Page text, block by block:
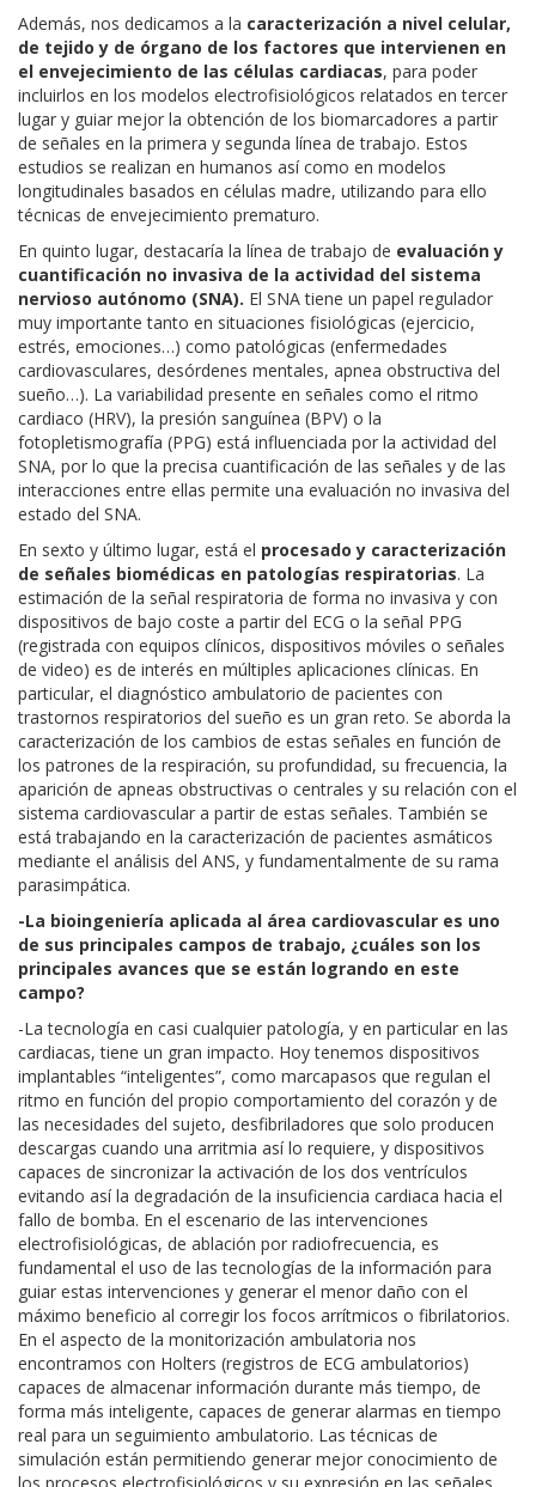
Además, nos dedicamos a la caracterización a nivel celular,
de tejido y de órgano de los factores que intervienen en
el envejecimiento de las células cardiacas, para poder
incluirlos en los modelos electrofisiológicos relatados en tercer
lugar y guiar mejor la obtención de los biomarcadores a partir
de señales en la primera y segunda línea de trabajo. Estos
estudios se realizan en humanos así como en modelos
longitudinales basados en células madre, utilizando para ello
técnicas de envejecimiento prematuro.
En quinto lugar, destacaría la línea de trabajo de evaluación y
cuantificación no invasiva de la actividad del sistema
nervioso autónomo (SNA). El SNA tiene un papel regulador
muy importante tanto en situaciones fisiológicas (ejercicio,
estrés, emociones…) como patológicas (enfermedades
cardiovasculares, desórdenes mentales, apnea obstructiva del
sueño…). La variabilidad presente en señales como el ritmo
cardiaco (HRV), la presión sanguínea (BPV) o la
fotopletismografía (PPG) está influenciada por la actividad del
SNA, por lo que la precisa cuantificación de las señales y de las
interacciones entre ellas permite una evaluación no invasiva del
estado del SNA.
En sexto y último lugar, está el procesado y caracterización
de señales biomédicas en patologías respiratorias. La
estimación de la señal respiratoria de forma no invasiva y con
dispositivos de bajo coste a partir del ECG o la señal PPG
(registrada con equipos clínicos, dispositivos móviles o señales
de video) es de interés en múltiples aplicaciones clínicas. En
particular, el diagnóstico ambulatorio de pacientes con
trastornos respiratorios del sueño es un gran reto. Se aborda la
caracterización de los cambios de estas señales en función de
los patrones de la respiración, su profundidad, su frecuencia, la
aparición de apneas obstructivas o centrales y su relación con el
sistema cardiovascular a partir de estas señales. También se
está trabajando en la caracterización de pacientes asmáticos
mediante el análisis del ANS, y fundamentalmente de su rama
parasimpática.
-La bioingeniería aplicada al área cardiovascular es uno
de sus principales campos de trabajo, ¿cuáles son los
principales avances que se están logrando en este
campo?
-La tecnología en casi cualquier patología, y en particular en las
cardiacas, tiene un gran impacto. Hoy tenemos dispositivos
implantables “inteligentes”, como marcapasos que regulan el
ritmo en función del propio comportamiento del corazón y de
las necesidades del sujeto, desfibriladores que solo producen
descargas cuando una arritmia así lo requiere, y dispositivos
capaces de sincronizar la activación de los dos ventrículos
evitando así la degradación de la insuficiencia cardiaca hacia el
fallo de bomba. En el escenario de las intervenciones
electrofisiológicas, de ablación por radiofrecuencia, es
fundamental el uso de las tecnologías de la información para
guiar estas intervenciones y generar el menor daño con el
máximo beneficio al corregir los focos arrítmicos o fibrilatorios.
En el aspecto de la monitorización ambulatoria nos
encontramos con Holters (registros de ECG ambulatorios)
capaces de almacenar información durante más tiempo, de
forma más inteligente, capaces de generar alarmas en tiempo
real para un seguimiento ambulatorio. Las técnicas de
simulación están permitiendo generar mejor conocimiento de